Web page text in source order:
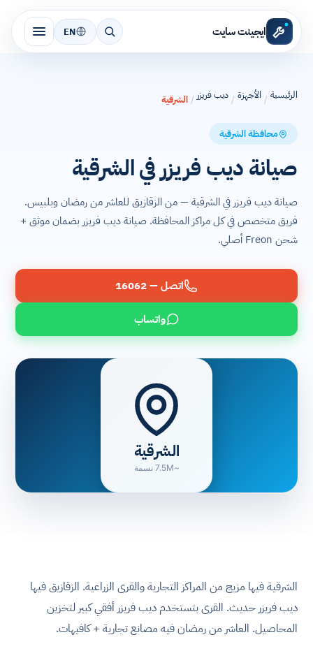
ايجينت سايت EN
الرئيسية / الأجهزة / ديب فريزر / الشرقية
محافظة الشرقية
صيانة ديب فريزر في الشرقية
صيانة ديب فريزر في الشرقية — من الزقازيق للعاشر من رمضان وبلبيس.
فريق متخصص في كل مراكز المحافظة. صيانة ديب فريزر بضمان موثق +
شحن Freon أصلي.
اتصل — 16062
واتساب
الشرقية
~7.5M نسمة
الشرقية فيها مزيج من المراكز التجارية والقرى الزراعية. الزقازيق فيها
ديب فريزر حديث. القرى بتستخدم ديب فريزر أفقي كبير لتخزين
المحاصيل. العاشر من رمضان فيه مصانع تجارية + كافيهات.